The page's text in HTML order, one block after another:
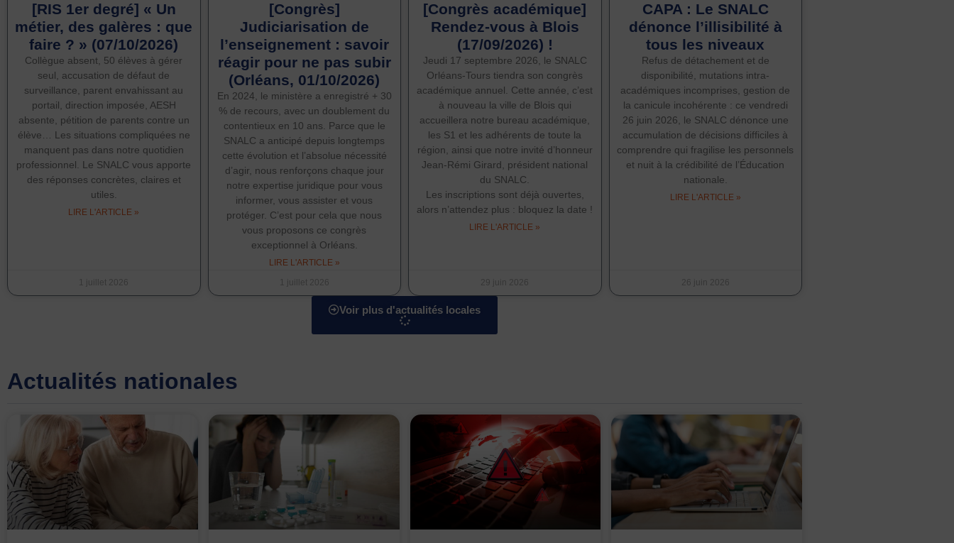
[RIS 1er degré] « Un
métier, des galères : que
faire ? » (07/10/2026)
Collègue absent, 50 élèves à gérer
seul, accusation de défaut de
surveillance, parent envahissant au
portail, direction imposée, AESH
absente, pétition de parents contre un
élève… Les situations compliquées ne
manquent pas dans notre quotidien
professionnel. Le SNALC vous apporte
des réponses concrètes, claires et
utiles.
LIRE L'ARTICLE »
1 juillet 2026
[Congrès]
Judiciarisation de
l’enseignement : savoir
réagir pour ne pas subir
(Orléans, 01/10/2026)
En 2024, le ministère a enregistré + 30
% de recours, avec un doublement du
contentieux en 10 ans. Parce que le
SNALC a anticipé depuis longtemps
cette évolution et l’absolue nécessité
d’agir, nous renforçons chaque jour
notre expertise juridique pour vous
informer, vous assister et vous
protéger. C’est pour cela que nous
vous proposons ce congrès
exceptionnel à Orléans.
LIRE L'ARTICLE »
1 juillet 2026
[Congrès académique]
Rendez-vous à Blois
(17/09/2026) !
Jeudi 17 septembre 2026, le SNALC
Orléans-Tours tiendra son congrès
académique annuel. Cette année, c’est
à nouveau la ville de Blois qui
accueillera notre bureau académique,
les S1 et les adhérents de toute la
région, ainsi que notre invité d’honneur
Jean-Rémi Girard, président national
du SNALC.
Les inscriptions sont déjà ouvertes,
alors n’attendez plus : bloquez la date !
LIRE L'ARTICLE »
29 juin 2026
CAPA : Le SNALC
dénonce l’illisibilité à
tous les niveaux
Refus de détachement et de
disponibilité, mutations intra-
académiques incomprises, gestion de
la canicule incohérente : ce vendredi
26 juin 2026, le SNALC dénonce une
accumulation de décisions difficiles à
comprendre qui fragilise les personnels
et nuit à la crédibilité de l’Éducation
nationale.
LIRE L'ARTICLE »
26 juin 2026
Voir plus d'actualités locales
Actualités nationales